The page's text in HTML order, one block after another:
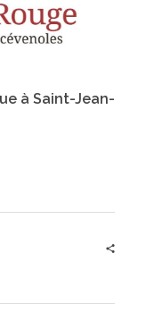
à Saint-Jean-